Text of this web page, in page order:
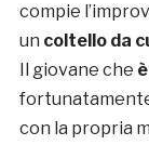
compie
un coltello da
Il giovane che
con la propria